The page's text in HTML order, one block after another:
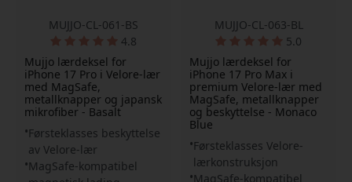
MUJJO-CL-061-BS
4.8
Mujjo lærdeksel for
iPhone 17 Pro i Velore-lær
med MagSafe,
metallknapper og japansk
mikrofiber - Basalt
Førsteklasses beskyttelse
av Velore-lær
MagSafe-kompatibel
MUJJO-CL-063-BL
5.0
Mujjo lærdeksel for
iPhone 17 Pro Max i
premium Velore-lær med
MagSafe, metallknapper
og beskyttelse - Monaco
Blue
Førsteklasses Velore-
lærkonstruksjon
MagSafe-kompatibel